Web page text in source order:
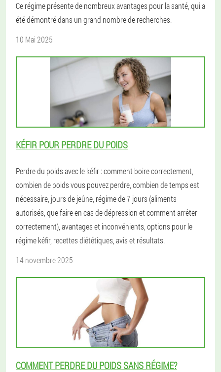
Ce régime présente de nombreux avantages pour la santé, qui a
été démontré dans un grand nombre de recherches.
10 Mai 2025
KÉFIR POUR PERDRE DU POIDS
Perdre du poids avec le kéfir : comment boire correctement,
combien de poids vous pouvez perdre, combien de temps est
nécessaire, jours de jeûne, régime de 7 jours (aliments
autorisés, que faire en cas de dépression et comment arrêter
correctement), avantages et inconvénients, options pour le
régime kéfir, recettes diététiques, avis et résultats.
14 novembre 2025
COMMENT PERDRE DU POIDS SANS RÉGIME?